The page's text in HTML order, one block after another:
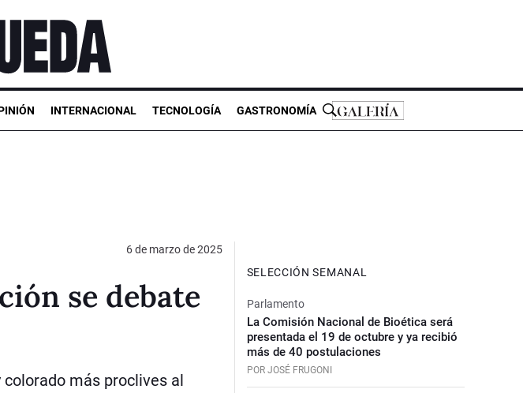
INTERNACIONAL TECNOLOGÍA GASTRONOMÍA
6 de marzo de 2025
se debate
más proclives al
SELECCIÓN SEMANAL
Parlamento
La Comisión Nacional de Bioética será
presentada el 19 de octubre y ya recibió
más de 40 postulaciones
POR JOSÉ FRUGONI